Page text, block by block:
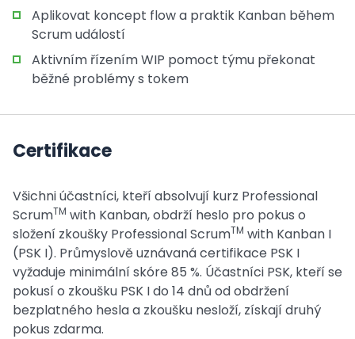
Aplikovat koncept flow a praktik Kanban během
Scrum událostí
Aktivním řízením WIP pomoct týmu překonat
běžné problémy s tokem
Certifikace
Všichni účastníci, kteří absolvují kurz Professional
ScrumTM with Kanban, obdrží heslo pro pokus o
složení zkoušky Professional ScrumTM with Kanban I
(PSK I). Průmyslově uznávaná certifikace PSK I
vyžaduje minimální skóre 85 %. Účastníci PSK, kteří se
pokusí o zkoušku PSK I do 14 dnů od obdržení
bezplatného hesla a zkoušku nesloží, získají druhý
pokus zdarma.